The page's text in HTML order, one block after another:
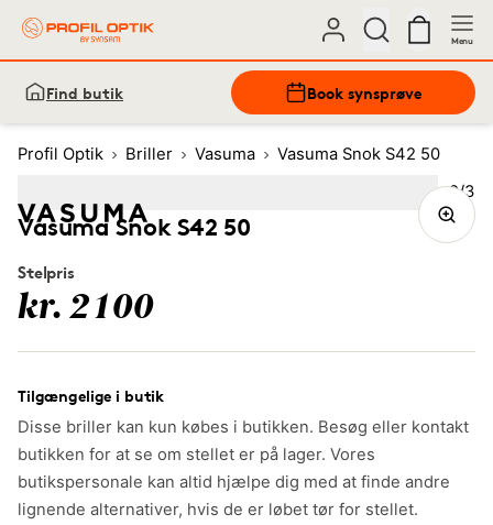
Menu
Find butik Book synsprøve
Profil Optik Briller Vasuma Vasuma Snok S42 50
Vasuma Snok S42 50
Stelpris
kr. 2100
Tilgængelige i butik
Disse briller kan kun købes i butikken. Besøg eller kontakt
butikken for at se om stellet er på lager. Vores
butikspersonale kan altid hjælpe dig med at finde andre
lignende alternativer, hvis de er løbet tør for stellet.
2/3
Image1 3